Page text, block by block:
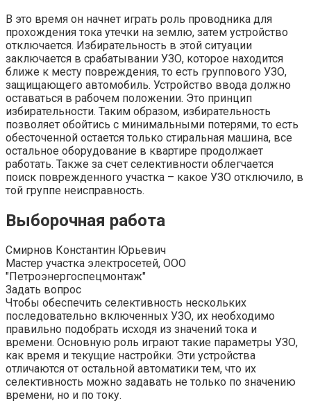
В это время он начнет играть роль проводника для
прохождения тока утечки на землю, затем устройство
отключается. Избирательность в этой ситуации
заключается в срабатывании УЗО, которое находится
ближе к месту повреждения, то есть группового УЗО,
защищающего автомобиль. Устройство ввода должно
оставаться в рабочем положении. Это принцип
избирательности. Таким образом, избирательность
позволяет обойтись с минимальными потерями, то есть
обесточенной остается только стиральная машина, все
остальное оборудование в квартире продолжает
работать. Также за счет селективности облегчается
поиск поврежденного участка – какое УЗО отключило, в
той группе неисправность.
Выборочная работа
Смирнов Константин Юрьевич
Мастер участка электросетей, ООО
"Петроэнергоспецмонтаж"
Задать вопрос
Чтобы обеспечить селективность нескольких
последовательно включенных УЗО, их необходимо
правильно подобрать исходя из значений тока и
времени. Основную роль играют такие параметры УЗО,
как время и текущие настройки. Эти устройства
отличаются от остальной автоматики тем, что их
селективность можно задавать не только по значению
времени, но и по току.